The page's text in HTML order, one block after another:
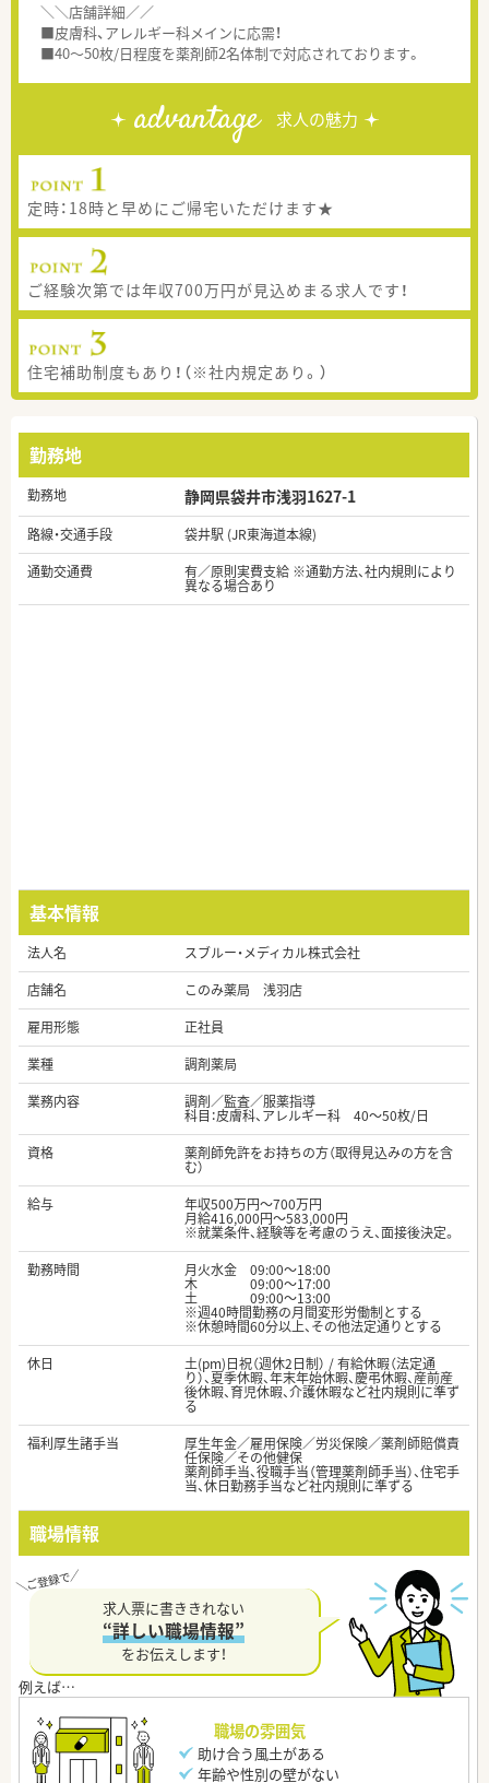
＼＼店舗詳細／／
■皮膚科、アレルギー科メインに応需！
■40～50枚/日程度を薬剤師2名体制で対応されております。
advantage 求人の魅力
定時：18時と早めにご帰宅いただけます★
ご経験次第では年収700万円が見込めまる求人です！
住宅補助制度もあり！（※社内規定あり。）
勤務地
勤務地 静岡県袋井市浅羽1627-1
路線・交通手段
袋井駅 (JR東海道本線)
通勤交通費
有／原則実費支給 ※通勤方法、社内規則により
異なる場合あり
基本情報
法人名
スブルー・メディカル株式会社
店舗名
このみ薬局 浅羽店
雇用形態
正社員
業種
調剤薬局
業務内容
調剤／監査／服薬指導
科目：皮膚科、アレルギー科 40～50枚/日
資格
薬剤師免許をお持ちの方（取得見込みの方を含
む）
給与
年収500万円～700万円
月給416,000円～583,000円
※就業条件、経験等を考慮のうえ、面接後決定。
勤務時間
月火水金 09:00～18:00
木 09:00～17:00
土 09:00～13:00
※週40時間勤務の月間変形労働制とする
※休憩時間60分以上、その他法定通りとする
休日
土(pm)日祝（週休2日制） / 有給休暇（法定通
り）、夏季休暇、年末年始休暇、慶弔休暇、産前産
後休暇、育児休暇、介護休暇など社内規則に準ず
る
福利厚生諸手当
厚生年金／雇用保険／労災保険／薬剤師賠償責
任保険／その他健保
薬剤師手当、役職手当（管理薬剤師手当）、住宅手
当、休日勤務手当など社内規則に準ずる
職場情報
求人票に書ききれない
“詳しい職場情報”
をお伝えします！
職場の雰囲気
助け合う風土がある
年齢や性別の壁がない